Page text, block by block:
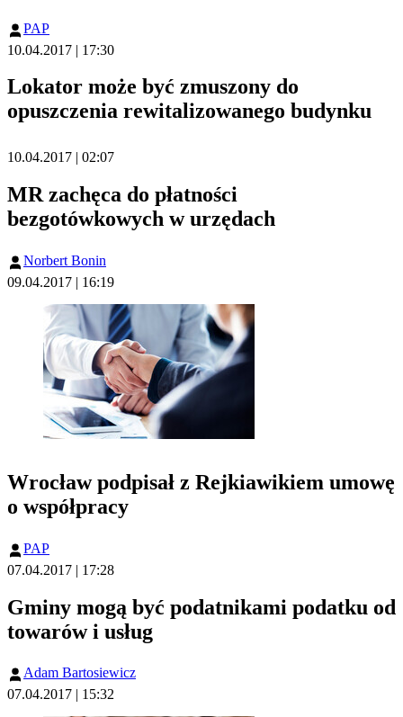
PAP
10.04.2017 | 17:30
Lokator może być zmuszony do
opuszczenia rewitalizowanego budynku
10.04.2017 | 02:07
MR zachęca do płatności
bezgotówkowych w urzędach
Norbert Bonin
09.04.2017 | 16:19
Wrocław podpisał z Rejkiawikiem umowę
o współpracy
PAP
07.04.2017 | 17:28
Gminy mogą być podatnikami podatku od
towarów i usług
Adam Bartosiewicz
07.04.2017 | 15:32